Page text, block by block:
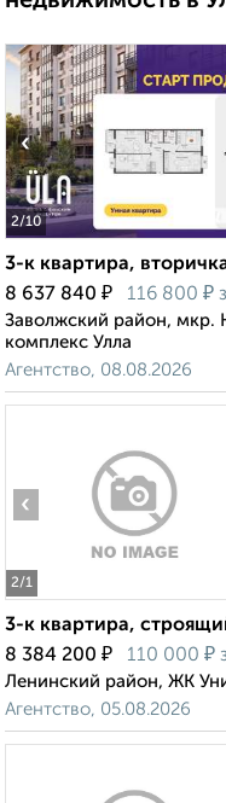
2/10
‹
3-к квартира,
8 637 840 ₽ 116 800 ₽
Заволжский район, мкр.
комплекс Улла
Агентство, 08.08.2026
2/1
‹
3-к квартира,
8 384 200 ₽ 110 000 ₽
Ленинский район, ЖК
Агентство, 05.08.2026